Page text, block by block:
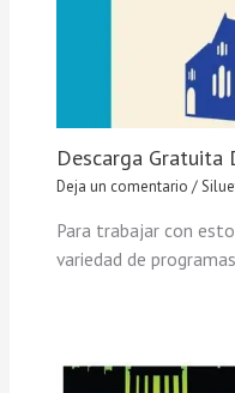
Descarga Gratuita
Deja un comentario /
Para trabajar con
variedad de